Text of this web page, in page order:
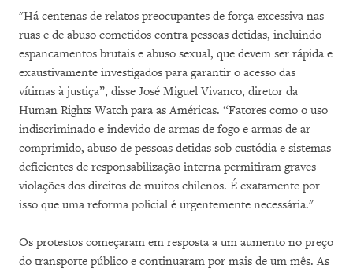
"Há centenas de relatos preocupantes de força excessiva nas
ruas e de abuso cometidos contra pessoas detidas, incluindo
espancamentos brutais e abuso sexual, que devem ser rápida e
exaustivamente investigados para garantir o acesso das
vítimas à justiça”, disse José Miguel Vivanco, diretor da
Human Rights Watch para as Américas. “Fatores como o uso
indiscriminado e indevido de armas de fogo e armas de ar
comprimido, abuso de pessoas detidas sob custódia e sistemas
deficientes de responsabilização interna permitiram graves
violações dos direitos de muitos chilenos. É exatamente por
isso que uma reforma policial é urgentemente necessária."
Os protestos começaram em resposta a um aumento no preço
do transporte público e continuaram por mais de um mês. As